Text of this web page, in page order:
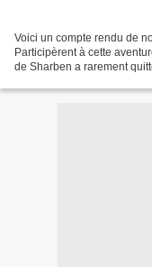
Voici un compte rendu de
Participèrent à cette
de Sharben a rarement